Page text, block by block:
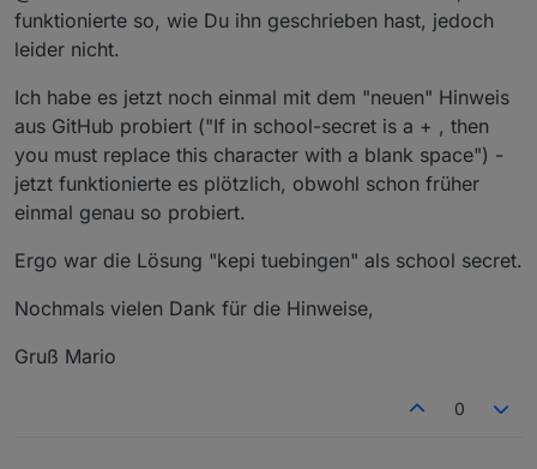
funktionierte so, wie Du ihn geschrieben hast, jedoch
leider nicht.
Ich habe es jetzt noch einmal mit dem "neuen" Hinweis
aus GitHub probiert ("If in school-secret is a + , then
you must replace this character with a blank space") -
jetzt funktionierte es plötzlich, obwohl schon früher
einmal genau so probiert.
Ergo war die Lösung "kepi tuebingen" als school secret.
Nochmals vielen Dank für die Hinweise,
Gruß Mario
0